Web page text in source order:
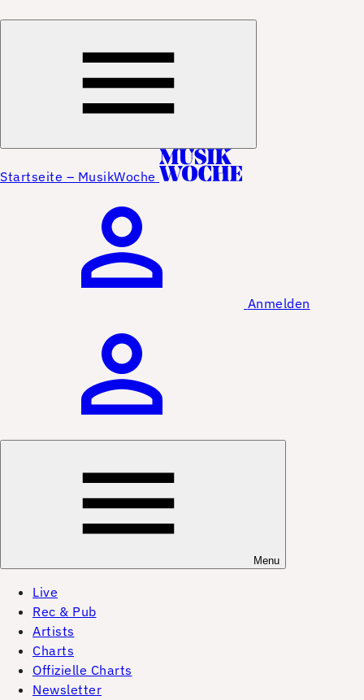
Startseite – MusikWoche
Anmelden
Menu
Live
Rec & Pub
Artists
Charts
Offizielle Charts
Newsletter